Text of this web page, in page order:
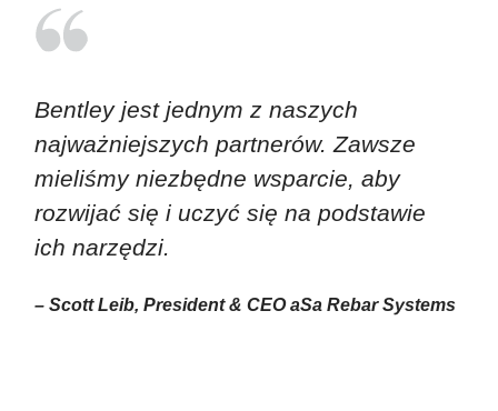
Bentley jest jednym z naszych
najważniejszych partnerów. Zawsze
mieliśmy niezbędne wsparcie, aby
rozwijać się i uczyć się na podstawie
ich narzędzi.
– Scott Leib, President & CEO aSa Rebar Systems